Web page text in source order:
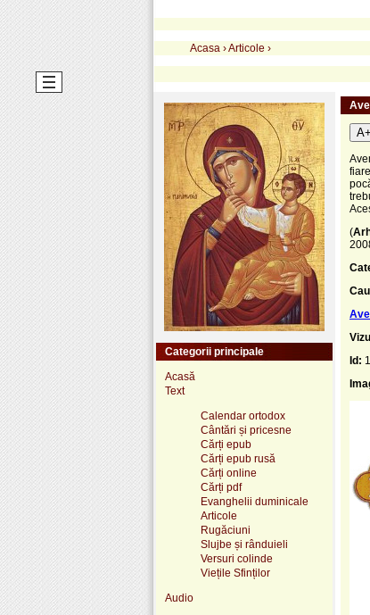
Acasa ›Articole ›
A+
(
Id:
Categorii principale
Acasă
Text
Calendar ortodox
Cântări și pricesne
Cărți epub
Cărți epub rusă
Cărți online
Cărți pdf
Evanghelii duminicale
Articole
Rugăciuni
Slujbe și rânduieli
Versuri colinde
Viețile Sfinților
Audio